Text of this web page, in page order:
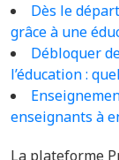
Dès le
grâce à une
Débloquer
l’éducation :
enseignants à
La plateforme